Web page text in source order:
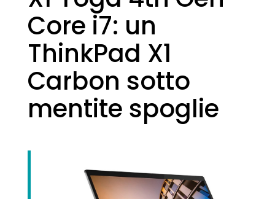
Core i7: un
ThinkPad X1
Carbon sotto
mentite spoglie